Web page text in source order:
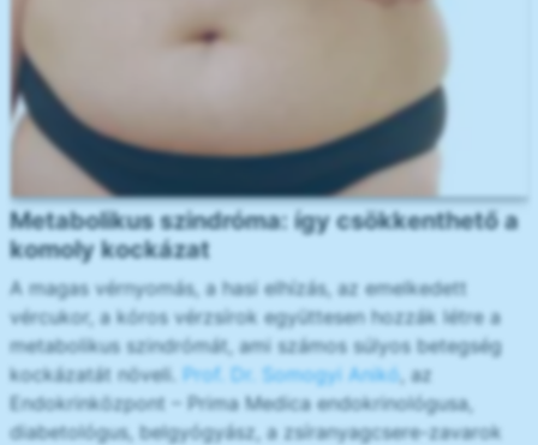
Metabolikus szindróma: így csökkenthető a
komoly kockázat
A magas vérnyomás, a hasi elhízás, az emelkedett
vércukor, a kóros vérzsírok együttesen hozzák létre a
metabolikus szindrómát, ami számos súlyos betegség
kockázatát növeli. Prof. Dr. Somogyi Anikó, az
Endokrinközpont – Prima Medica endokrinológusa,
diabetológus, belgyógyász, a zsíranyagcsere-zavarok